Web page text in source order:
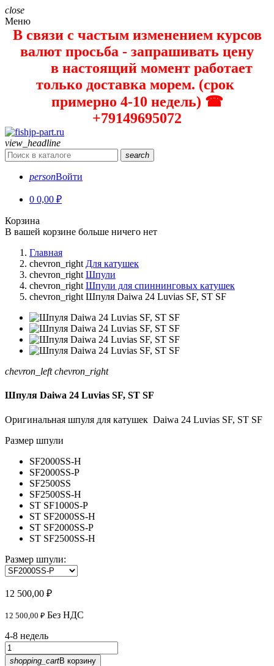
close
Меню
В связи с частым изменением курсов
валют просьба - запрашивать цену
в настоящий момент работает
только доставка морем. (срок
примерно 4-10 недель) ☎
+79149695072
view_headline
search
personВойти
0 0,00 ₽
Корзина
В вашей корзине больше ничего нет
Главная
chevron_right Для катушек
chevron_right Шпули
chevron_right Шпули для спиннинговых катушек
chevron_right Шпуля Daiwa 24 Luvias SF, ST SF
chevron_left chevron_right
Шпуля Daiwa 24 Luvias SF, ST SF
Оригинальная шпуля для катушек Daiwa 24 Luvias SF, ST SF
Размер шпули
SF2000SS-H
SF2000SS-P
SF2500SS
SF2500SS-H
ST SF1000S-P
ST SF2000SS-H
ST SF2000SS-P
ST SF2500SS-H
Размер шпули:
12 500,00 ₽
12 500,00 ₽ Без НДС
4-8 недель
shopping_cartВ корзину